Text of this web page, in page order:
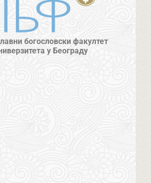
богословски факултет
у Београду